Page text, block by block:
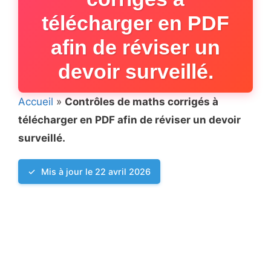
télécharger en PDF
afin de réviser un
devoir surveillé.
Accueil » Contrôles de maths corrigés à
télécharger en PDF afin de réviser un devoir
surveillé.
Mis à jour le 22 avril 2026